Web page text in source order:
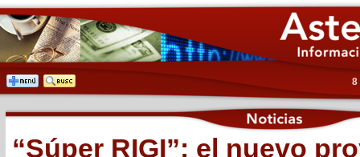
8
“Súper RIGI”: el nuevo